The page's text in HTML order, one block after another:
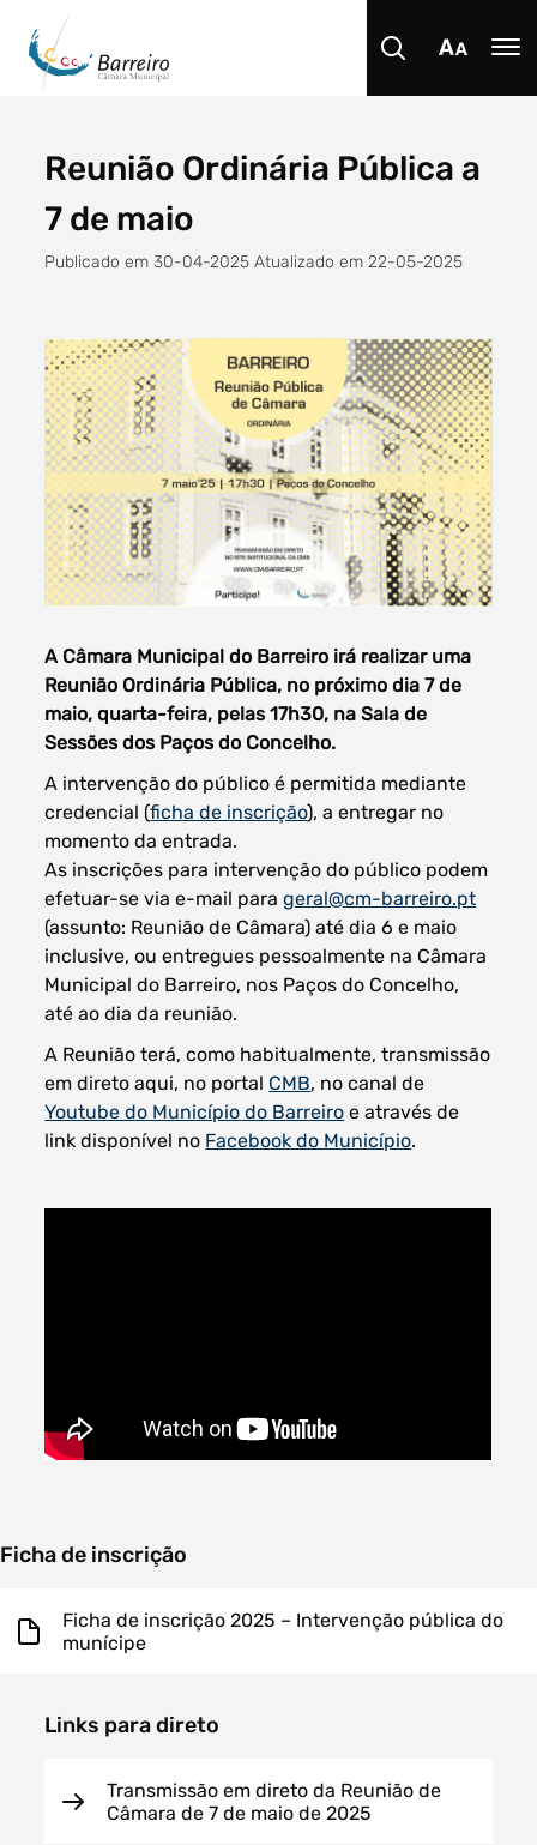
Procurar
Tipo de conteúdo
Filtro dos anos
Filtros dos meses
data
procurar
Reunião Ordinária Pública a
7 de maio
Publicado em 30-04-2025 Atualizado em 22-05-2025
A Câmara Municipal do Barreiro irá realizar uma
Reunião Ordinária Pública, no próximo dia 7 de
maio, quarta-feira, pelas 17h30, na Sala de
Sessões dos Paços do Concelho.
A intervenção do público é permitida mediante
credencial (ficha de inscrição), a entregar no
momento da entrada.
As inscrições para intervenção do público podem
efetuar-se via e-mail parageral@cm-barreiro.pt
(assunto: Reunião de Câmara) até dia 6 e maio
inclusive, ou entregues pessoalmente na Câmara
Municipal do Barreiro, nos Paços do Concelho,
até ao dia da reunião.
A Reunião terá, como habitualmente, transmissão
em direto aqui, no portal CMB, no canal de
Youtube do Município do Barreiro e através de
link disponível no Facebook do Município.
Ficha de inscrição
Ficha de inscrição 2025 – Intervenção pública do
munícipe
Links para direto
Transmissão em direto da Reunião de
Câmara de 7 de maio de 2025